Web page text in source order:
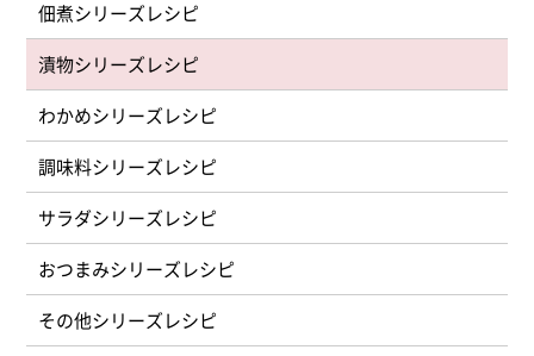
佃煮シリーズ
漬物シリーズ
わかめシリーズ
調味料シリーズ
サラダシリーズ
おつまみシリーズ
その他シリーズ